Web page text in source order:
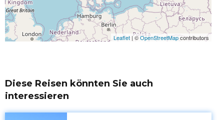
Leaflet |©OpenStreetMapcontributors
Diese Reisen könnten Sie auch
interessieren